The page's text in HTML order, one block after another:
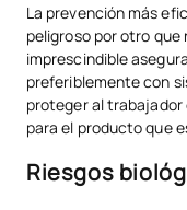
La prevención más
peligroso por otro que
imprescindible
preferiblemente con
proteger al
para el producto que
Riesgos